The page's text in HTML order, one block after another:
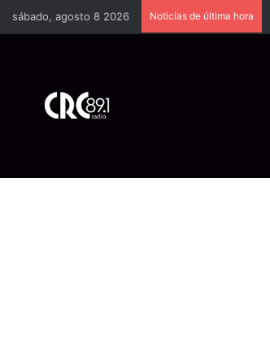
sábado, agosto 8 2026 Noticias de última hora